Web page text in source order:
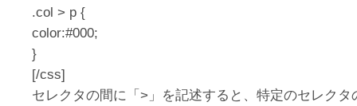
.col > p {
color:#000;
}
[/css]
セレクタの間に「>」を記述すると、特定のセレクタ